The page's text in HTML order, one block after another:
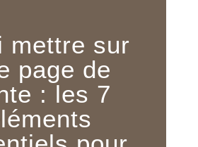
mettre sur
page de
: les 7